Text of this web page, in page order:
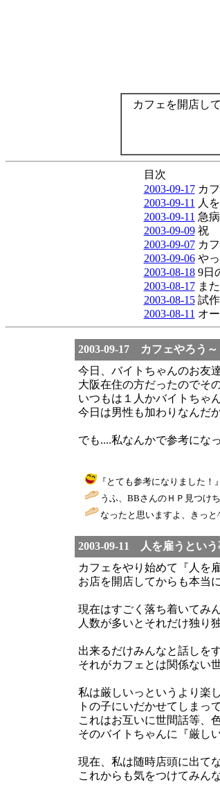
カフェを開店し
目次
2003-09-17カフ
2003-09-11 人
2003-09-11 急
2003-09-09祝
2003-09-07カフ
2003-09-06やっ
2003-08-189日
2003-08-17ま
2003-08-15試作
2003-08-11 オ
2003-09-17 カフェやろう～
今日、バイトちゃんのお友
大阪在住の方だったのでそ
いつもは１人かバイトちゃ
今日は男性も加わりなんだ
でも....私なんかで参考にな
『とても参考になりました
うふ、BBさんのＨＰ見つけ
なったと思いますよ、きっと
2003-09-11 人を雇うという
カフェをやり始めて『人を
お店を開店してからも本当
現在はすごく落ち着いてみ
人数が多いとそれだけ独り
出来るだけみんなと話しを
それがカフェとは関係ない
私は厳しいっというより楽
トの子にいだかせてしまっ
これはお互いに世間話等、
そのバイトちゃんに『厳し
現在、私は随時店頭に出て
これからも気をつけてみん